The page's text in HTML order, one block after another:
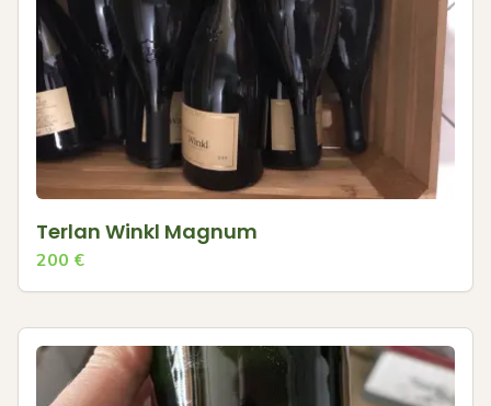
Terlan Winkl Magnum
200 €